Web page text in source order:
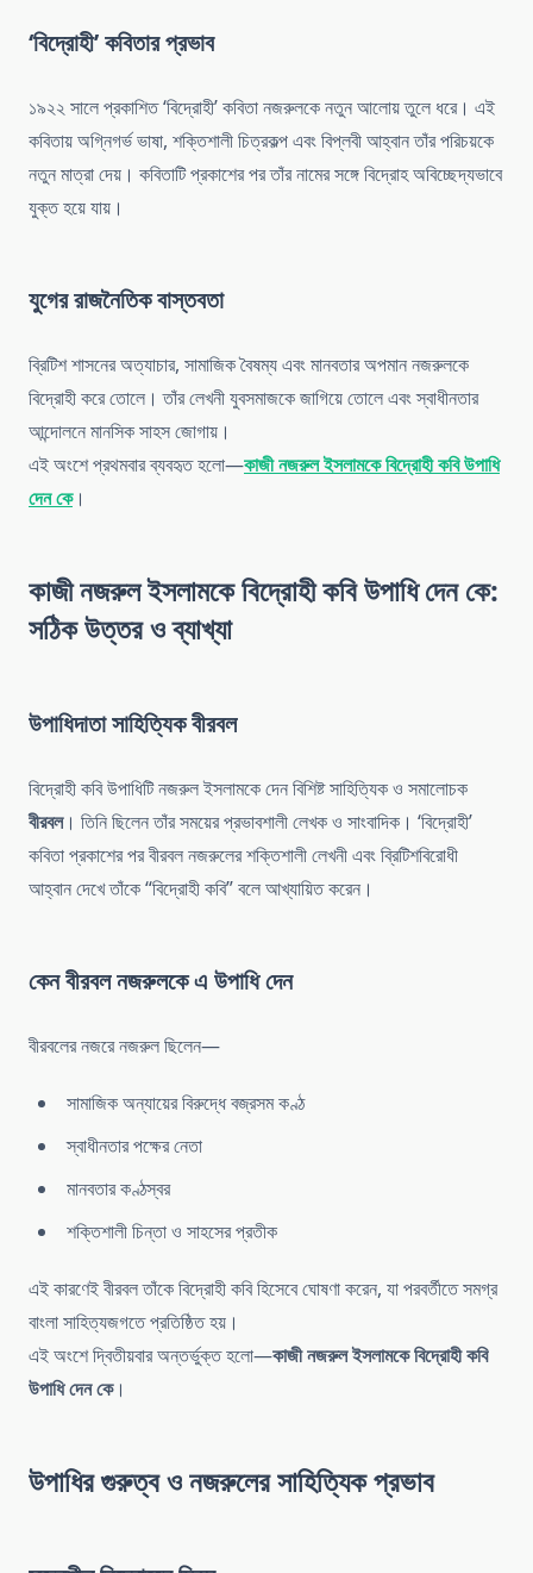
‘বিদ্রোহী’ কবিতার প্রভাব
১৯২২ সালে প্রকাশিত ‘বিদ্রোহী’ কবিতা নজরুলকে নতুন আলোয় তুলে ধরে। এই
কবিতায় অগ্নিগর্ভ ভাষা, শক্তিশালী চিত্রকল্প এবং বিপ্লবী আহ্বান তাঁর পরিচয়কে
নতুন মাত্রা দেয়। কবিতাটি প্রকাশের পর তাঁর নামের সঙ্গে বিদ্রোহ অবিচ্ছেদ্যভাবে
যুক্ত হয়ে যায়।
যুগের রাজনৈতিক বাস্তবতা
ব্রিটিশ শাসনের অত্যাচার, সামাজিক বৈষম্য এবং মানবতার অপমান নজরুলকে
বিদ্রোহী করে তোলে। তাঁর লেখনী যুবসমাজকে জাগিয়ে তোলে এবং স্বাধীনতার
আন্দোলনে মানসিক সাহস জোগায়।
এই অংশে প্রথমবার ব্যবহৃত হলো—কাজী নজরুল ইসলামকে বিদ্রোহী কবি উপাধি
দেন কে।
কাজী নজরুল ইসলামকে বিদ্রোহী কবি উপাধি দেন কে:
সঠিক উত্তর ও ব্যাখ্যা
উপাধিদাতা সাহিত্যিক বীরবল
বিদ্রোহী কবি উপাধিটি নজরুল ইসলামকে দেন বিশিষ্ট সাহিত্যিক ও সমালোচক
বীরবল। তিনি ছিলেন তাঁর সময়ের প্রভাবশালী লেখক ও সাংবাদিক। ‘বিদ্রোহী’
কবিতা প্রকাশের পর বীরবল নজরুলের শক্তিশালী লেখনী এবং ব্রিটিশবিরোধী
আহ্বান দেখে তাঁকে “বিদ্রোহী কবি” বলে আখ্যায়িত করেন।
কেন বীরবল নজরুলকে এ উপাধি দেন
বীরবলের নজরে নজরুল ছিলেন—
সামাজিক অন্যায়ের বিরুদ্ধে বজ্রসম কণ্ঠ
স্বাধীনতার পক্ষের নেতা
মানবতার কণ্ঠস্বর
শক্তিশালী চিন্তা ও সাহসের প্রতীক
এই কারণেই বীরবল তাঁকে বিদ্রোহী কবি হিসেবে ঘোষণা করেন, যা পরবর্তীতে সমগ্র
বাংলা সাহিত্যজগতে প্রতিষ্ঠিত হয়।
এই অংশে দ্বিতীয়বার অন্তর্ভুক্ত হলো—কাজী নজরুল ইসলামকে বিদ্রোহী কবি
উপাধি দেন কে।
উপাধির গুরুত্ব ও নজরুলের সাহিত্যিক প্রভাব